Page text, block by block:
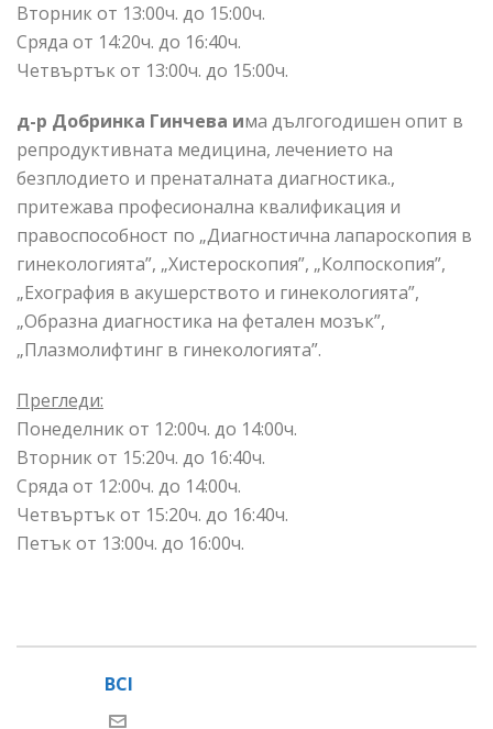
Вторник от 13:00ч. до 15:00ч.
Сряда от 14:20ч. до 16:40ч.
Четвъртък от 13:00ч. до 15:00ч.
д-р Добринка Гинчева има дългогодишен опит в
репродуктивната медицина, лечението на
безплодието и пренаталната диагностика.,
притежава професионална квалификация и
правоспособност по „Диагностична лапароскопия в
гинекологията”, „Хистероскопия”, „Колпоскопия”,
„Ехография в акушерството и гинекологията”,
„Образна диагностика на фетален мозък”,
„Плазмолифтинг в гинекологията”.
Прегледи:
Понеделник от 12:00ч. до 14:00ч.
Вторник от 15:20ч. до 16:40ч.
Сряда от 12:00ч. до 14:00ч.
Четвъртък от 15:20ч. до 16:40ч.
Петък от 13:00ч. до 16:00ч.
BCI